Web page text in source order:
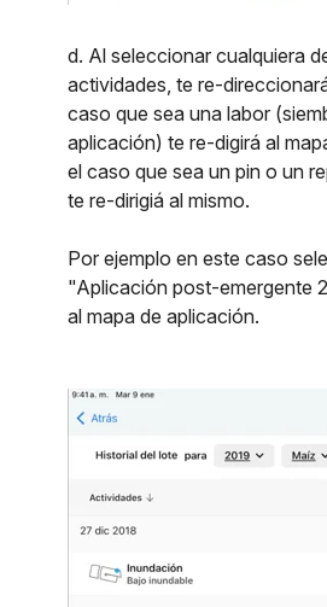
d. Al seleccionar cualquiera
actividades, te re-
caso que sea una labor
aplicación) te re-digirá al
el caso que sea un pin o un
te re-dirigiá al mismo.
Por ejemplo en este caso
"Aplicación post-emergente
al mapa de aplicación.